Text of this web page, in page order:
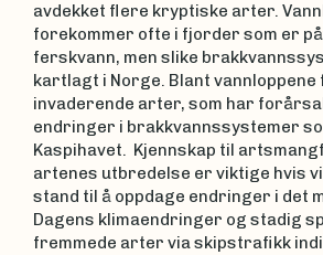
avdekket flere kryptiske arter.
forekommer ofte i fjorder som er
ferskvann, men slike
kartlagt i Norge. Blant
invaderende arter, som har
endringer i brakkvannssystemer
Kaspihavet. Kjennskap til
artenes utbredelse er viktige hvis
stand til å oppdage endringer i det
Dagens klimaendringer og stadig
fremmede arter via skipstrafikk